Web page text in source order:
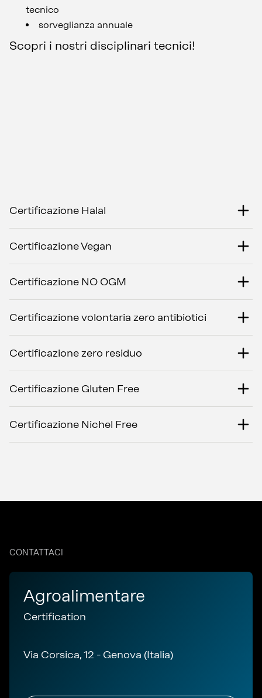
tecnico
sorveglianza annuale
Scopri i nostri disciplinari tecnici!
Certificazione Halal
Certificazione Vegan
Certificazione NO OGM
Certificazione volontaria zero antibiotici
Certificazione zero residuo
Certificazione Gluten Free
Certificazione Nichel Free
CONTATTACI
Agroalimentare
Certification
Via Corsica, 12 - Genova (Italia)